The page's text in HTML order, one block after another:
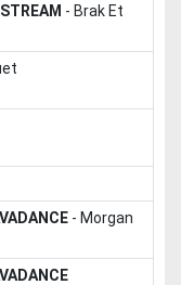
- Brak Et
- Morgan